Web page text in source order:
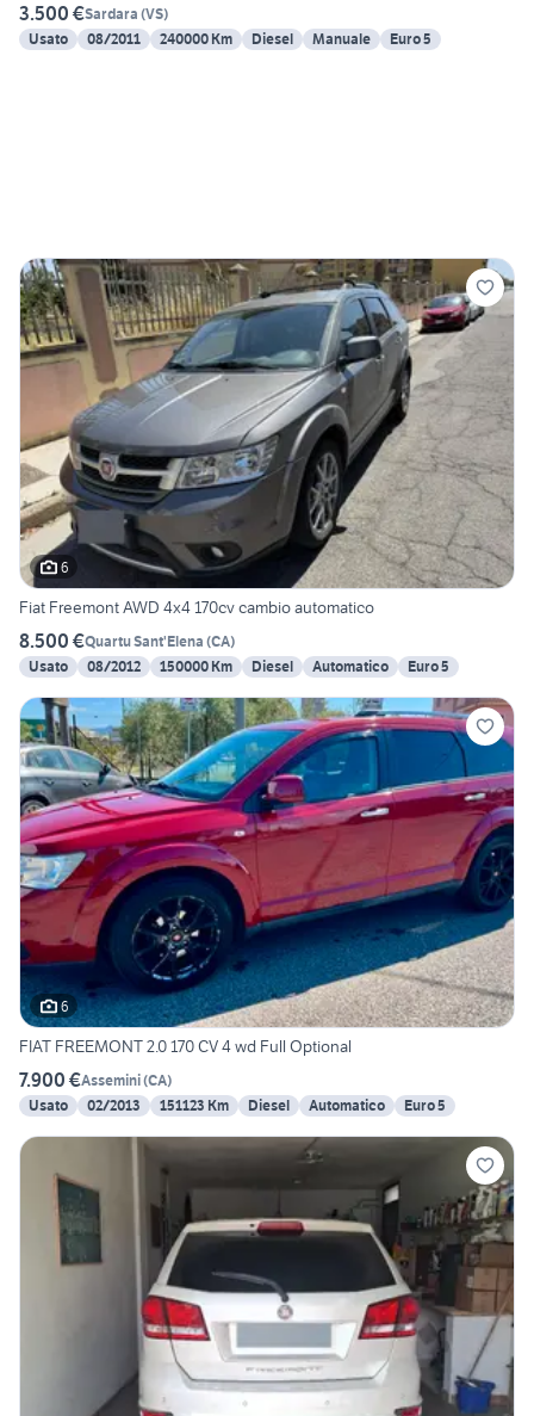
3.500 €Sardara (VS)
Usato
08/2011 240000 Km Diesel Manuale Euro 5
6
Fiat Freemont AWD 4x4 170cv cambio automatico
8.500 €Quartu Sant'Elena (CA)
Usato
08/2012 150000 Km Diesel Automatico Euro 5
6
FIAT FREEMONT 2.0 170 CV 4 wd Full Optional
7.900 €Assemini(CA)
Usato
02/2013 151123 Km Diesel Automatico Euro 5